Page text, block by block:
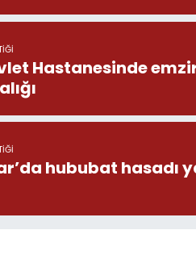
Hastanesinde
hububat hasadı